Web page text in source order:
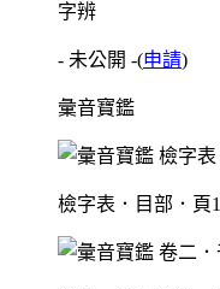
字辨
- 未公開 -(申請)
彙音寶鑑
檢字表．目部．頁